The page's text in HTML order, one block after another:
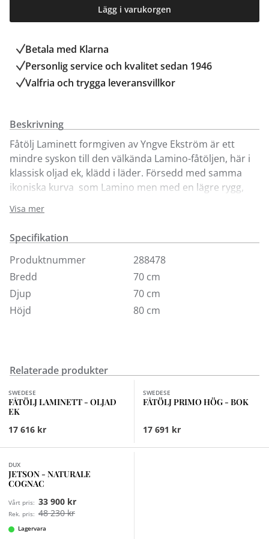
Lägg i varukorgen
Betala med Klarna
Personlig service och kvalitet sedan 1946
Valfria och trygga leveransvillkor
Beskrivning
Fåtölj Laminett formgiven av Yngve Ekström är ett
mindre syskon till den välkända Lamino-fåtöljen, här i
klassisk oljad ek, klädd i läder. Försedd med samma
ikoniska kurva som Lamino men med en lägre rygg,
Tillverkad i skiktlimmad och formpressad fanér och
finns i flera olika träslag, färger och klädslar.
Precis som Lamino är Laminett en tidlös klassiker som
håller i generationer.
Visas här klädd i läder i olika färger samt oljad ek.
Visa mer
Specifikation
Produktnummer
288478
Bredd
70 cm
Djup
70 cm
Höjd
80 cm
Relaterade produkter
Finns i fler val (7)
SWEDESE
FÅTÖLJ LAMINETT - OLJAD
EK
17 616 kr
SWEDESE
FÅTÖLJ PRIMO HÖG - BOK
17 691 kr
DUX
JETSON - NATURALE
COGNAC
Vårt pris: 33 900 kr
Rek. pris: 48 230 kr
Lagervara